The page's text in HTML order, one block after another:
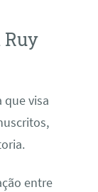
Ruy
que visa
entre